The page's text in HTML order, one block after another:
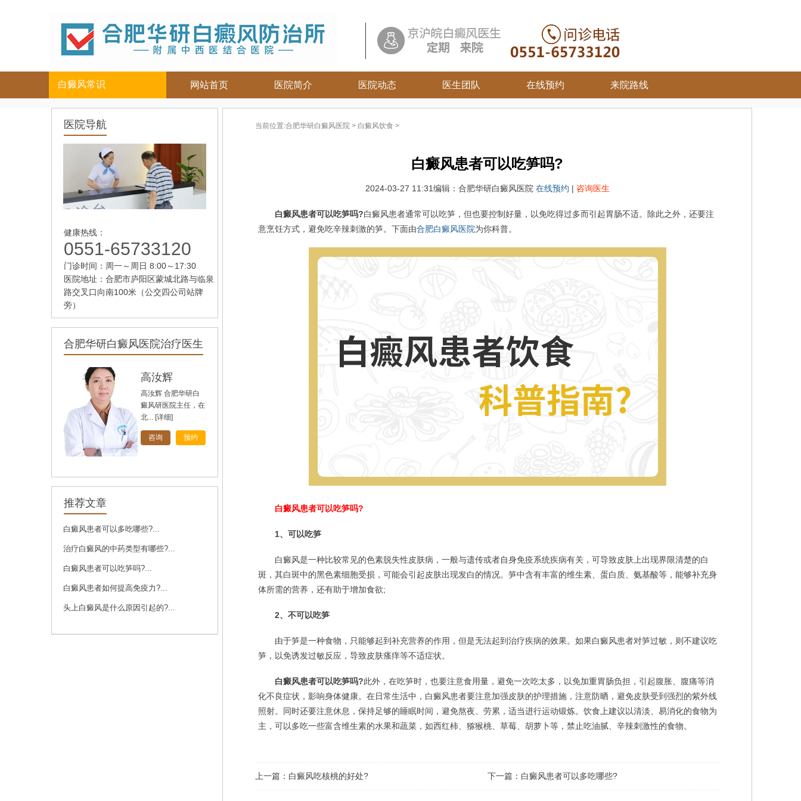
白癜风常识
儿童
女性
老年
头部
背部
网站首页 医院简介 医院动态 医生团队 在线预约 来院路线
医院导航
健康热线：
0551-65733120
门诊时间：周一～周日 8:00～17:30
医院地址：合肥市庐阳区蒙城北路与临泉
路交叉口向南100米（公交四公司站牌
旁）
合肥华研白癜风医院治疗医生
孙定英
[详细]
咨询 预约
高汝辉
[详细]
咨询 预约
刘斌
刘斌，中共党员，毕
业于华中科技大学
同... [详细]
咨询 预约
推荐文章
白癜风患者可以多吃哪些?...
治疗白癜风的中药类型有哪些?...
白癜风患者可以吃笋吗?...
白癜风患者如何提高免疫力?...
头上白癜风是什么原因引起的?...
当前位置:合肥华研白癜风医院 > 白癜风饮食 >
白癜风患者可以吃笋吗?
2024-03-27 11:31编辑：合肥华研白癜风医院 在线预约 | 咨询医生
白癜风患者可以吃笋吗?白癜风患者通常可以吃笋，但也要控制好量，以免吃得过多而引起胃肠不适。除此之外，还要注
意烹饪方式，避免吃辛辣刺激的笋。下面由合肥白癜风医院为你科普。
白癜风患者可以吃笋吗?
1、可以吃笋
白癜风是一种比较常见的色素脱失性皮肤病，一般与遗传或者自身免疫系统疾病有关，可导致皮肤上出现界限清楚的白
斑，其白斑中的黑色素细胞受损，可能会引起皮肤出现发白的情况。笋中含有丰富的维生素、蛋白质、氨基酸等，能够补充身
体所需的营养，还有助于增加食欲;
2、不可以吃笋
由于笋是一种食物，只能够起到补充营养的作用，但是无法起到治疗疾病的效果。如果白癜风患者对笋过敏，则不建议吃
笋，以免诱发过敏反应，导致皮肤瘙痒等不适症状。
白癜风患者可以吃笋吗?此外，在吃笋时，也要注意食用量，避免一次吃太多，以免加重胃肠负担，引起腹胀、腹痛等消
化不良症状，影响身体健康。在日常生活中，白癜风患者要注意加强皮肤的护理措施，注意防晒，避免皮肤受到强烈的紫外线
照射。同时还要注意休息，保持足够的睡眠时间，避免熬夜、劳累，适当进行运动锻炼。饮食上建议以清淡、易消化的食物为
主，可以多吃一些富含维生素的水果和蔬菜，如西红柿、猕猴桃、草莓、胡萝卜等，禁止吃油腻、辛辣刺激性的食物。
上一篇： 白癜风吃核桃的好处? 下一篇： 白癜风患者可以多吃哪些?